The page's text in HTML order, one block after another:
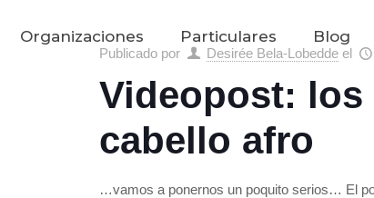
Organizaciones Particulares Blog
Publicado por Desirée Bela-Lobedde el
Videopost: los
cabello afro
…vamos a ponernos un poquito serios… El